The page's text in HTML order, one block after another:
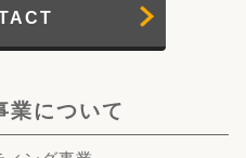
業について